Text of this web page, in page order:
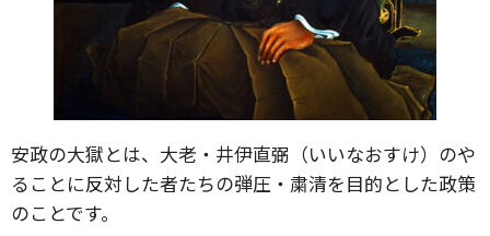
安政の大獄とは、大老・井伊直弼（いいなおすけ）のや
ることに反対した者たちの弾圧・粛清を目的とした政策
のことです。